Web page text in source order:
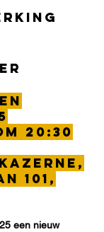
20:30
101,
een nieuw